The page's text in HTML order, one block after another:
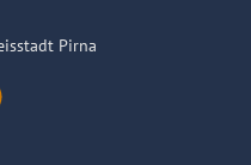
Pirna